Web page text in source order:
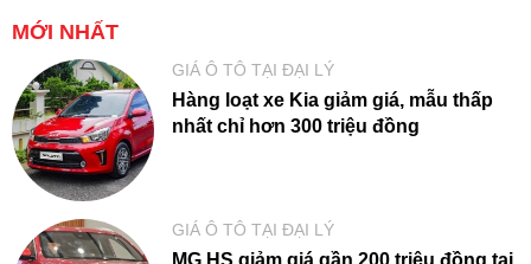
MỚI NHẤT
GIÁ Ô TÔ TẠI ĐẠI LÝ
Hàng loạt xe Kia giảm giá, mẫu thấp
nhất chỉ hơn 300 triệu đồng
GIÁ Ô TÔ TẠI ĐẠI LÝ